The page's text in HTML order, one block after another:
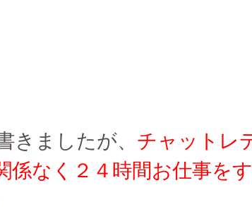
きましたが、 チャットレ
係なく２４時間お仕事を